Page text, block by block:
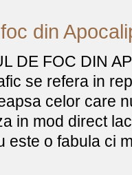
din
DE FOC DIN
se refera in
celor care
in mod direct
este o fabula ci